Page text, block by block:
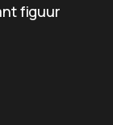
figuur